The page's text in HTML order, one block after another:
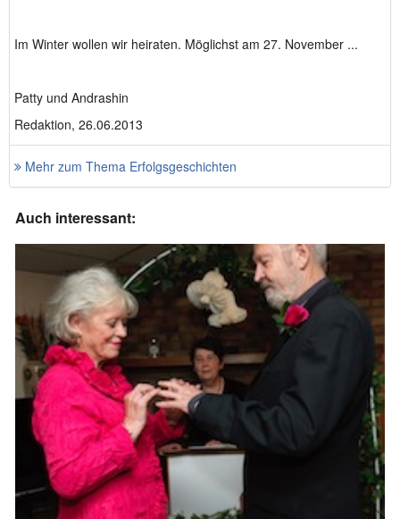
Im Winter wollen wir heiraten. Möglichst am 27. November ...
Patty und Andrashin
Redaktion, 26.06.2013
Mehr zum Thema Erfolgsgeschichten
Auch interessant: